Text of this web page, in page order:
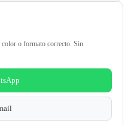
color o formato correcto. Sin